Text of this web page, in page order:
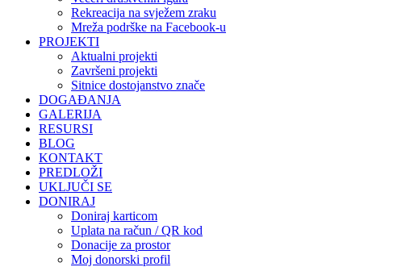
Rekreacija na svježem zraku
Mreža podrške na Facebook-u
PROJEKTI
Aktualni projekti
Završeni projekti
Sitnice dostojanstvo znače
DOGAĐANJA
GALERIJA
RESURSI
BLOG
KONTAKT
PREDLOŽI
UKLJUČI SE
DONIRAJ
Doniraj karticom
Uplata na račun / QR kod
Donacije za prostor
Moj donorski profil